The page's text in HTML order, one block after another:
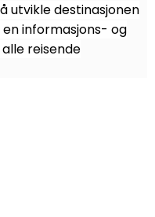
utvikle destinasjonen
informasjons- og
reisende